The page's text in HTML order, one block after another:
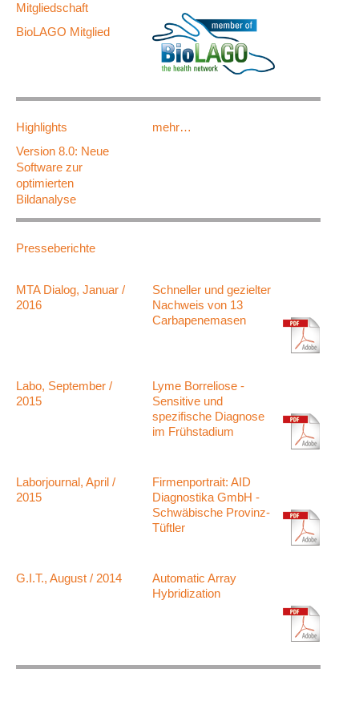
Mitgliedschaft
BioLAGO Mitglied
Highlights
Version 8.0: Neue
Software zur
optimierten
Bildanalyse
mehr…
Presseberichte
MTA Dialog, Januar /
2016
Schneller und gezielter
Nachweis von 13
Carbapenemasen
Labo, September /
2015
Lyme Borreliose -
Sensitive und
spezifische Diagnose
im Frühstadium
Laborjournal, April /
2015
Firmenportrait: AID
Diagnostika GmbH -
Schwäbische Provinz-
Tüftler
G.I.T., August / 2014
Automatic Array
Hybridization